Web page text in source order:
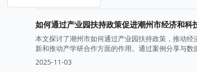
如何通过产业园扶持政策促进潮州市经济和科
本文探讨了潮州市如何通过产业园扶持政策，推动
新和推动产学研合作方面的作用。通过案例分享与
2025-11-03